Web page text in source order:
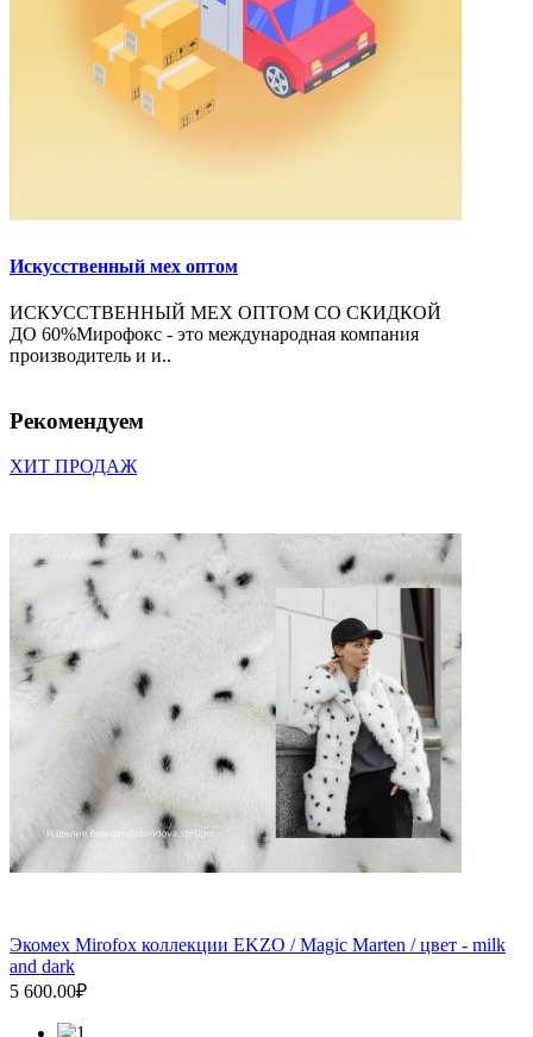
Искусственный мех оптом
ИСКУССТВЕННЫЙ МЕХ ОПТОМ СО СКИДКОЙ
ДО 60%Мирофокс - это международная компания
производитель и и..
Рекомендуем
ХИТ ПРОДАЖ
Экомех Mirofox коллекции EKZO / Magic Marten / цвет - milk
and dark
5 600.00₽